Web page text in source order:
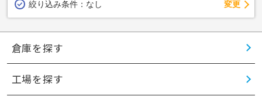
絞り込み条件： なし 変更
倉庫を探す
工場を探す